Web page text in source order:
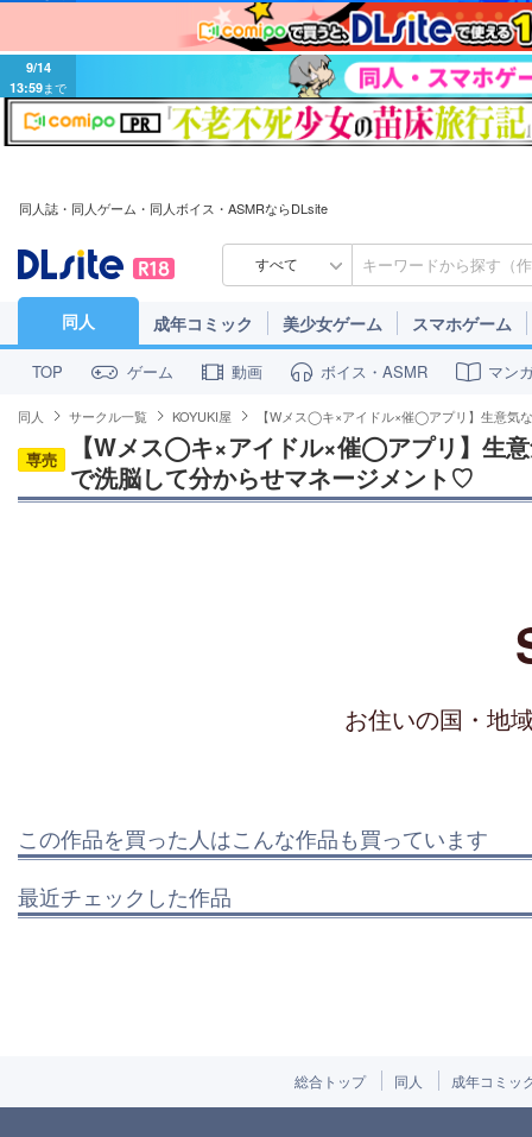
9/14
13:59まで
同人誌・同人ゲーム・同人ボイス・ASMRならDLsite
すべて
同人 成年コミック 美少女ゲーム スマホゲーム
TOP ゲーム 動画 ボイス・ASMR マン
同人 サークル一覧 KOYUKI屋 【Wメス◯キ×アイドル×催◯アプリ】生意気
専売
【Wメス◯キ×アイドル×催◯アプリ】生
で洗脳して分からせマネージメント♡
お住いの国・地
この作品を買った人はこんな作品も買っています
最近チェックした作品
総合トップ 同人 成年コミッ